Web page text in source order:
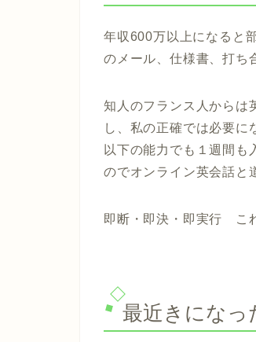
年収600万以上になると
のメール、仕様書、打ち
知人のフランス人からは
し、私の正確では必要に
以下の能力でも１週間も
のでオンライン英会話と
即断・即決・即実行 こ
最近きになっ